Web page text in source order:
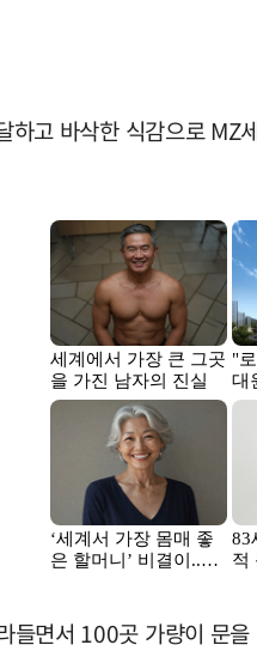
고 바삭한 식감으로
들면서 100곳 가량이 문